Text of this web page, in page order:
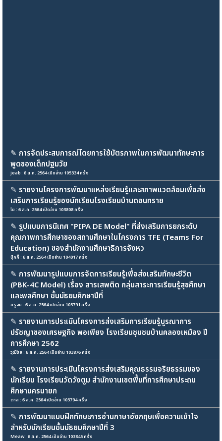
✎ การจัดประสบการณ์โดยการใช้บัตรภาพในการพัฒนาทักษะการ
พูดของเด็กปฐมวัย
jeab : 6 ส.ค. 2564 เปิดอ่าน 105334 ครั้ง
✎ รายงานโครงการพัฒนาแหล่งเรียนรู้และสภาพแวดล้อมเพื่อส่ง
เสริมการเรียนรู้ของนักเรียนโรงเรียนบ้านดอนทราย
โย : 6 ส.ค. 2564 เปิดอ่าน 103808 ครั้ง
✎ รูปแบบการนิเทศ "PIPA DE Model" ที่ส่งเสริมการยกระดับ
คุณภาพการศึกษาของสถานศึกษาในโครงการ TFE (Teams For
Education) ของสำนักงานศึกษาธิการจังหว
ปุ๊กกี้ : 6 ส.ค. 2564 เปิดอ่าน 104017 ครั้ง
✎ การพัฒนารูปแบบการจัดการเรียนรู้เพื่อส่งเสริมทักษะชีวิต
(PBK-4C Model) เรื่อง สารเสพติด กลุ่มสาระการเรียนรู้สุขศึกษา
และพลศึกษา ชั้นมัธยมศึกษาปีที่
ครูจบ : 6 ส.ค. 2564 เปิดอ่าน 103791 ครั้ง
✎ รายงานการประเมินโครงการส่งเสริมการเรียนรู้บูรณาการ
ปรัชญาของเศรษฐกิจ พอเพียง โรงเรียนชุมชนบ้านคลองเหมือง ปี
การศึกษา 2562
วุฒิชัย : 6 ส.ค. 2564 เปิดอ่าน 103876 ครั้ง
✎ รายงานการประเมินโครงการส่งเสริมคุณธรรมจริยธรรมของ
นักเรียน โรงเรียนวัดวังตูม สำนักงานเขตพื้นที่การศึกษาประถม
ศึกษานครนายก
ตาล : 6 ส.ค. 2564 เปิดอ่าน 103794 ครั้ง
✎ การพัฒนาแบบฝึกทักษะการอ่านภาษาอังกฤษเพื่อความเข้าใจ
สำหรับนักเรียนชั้นมัธยมศึกษาปีที่ 3
Meaw : 6 ส.ค. 2564 เปิดอ่าน 103845 ครั้ง